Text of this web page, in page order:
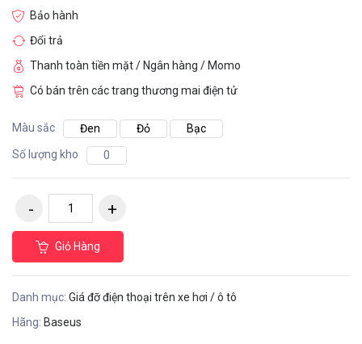
Bảo hành
Đổi trả
Thanh toàn tiền mặt / Ngân hàng / Momo
Có bán trên các trang thương mai điện tử
Màu sắc Đen Đỏ
Bạc
Số lượng kho
0
Giỏ Hàng
Danh mục: Giá đỡ điện thoại trên xe hơi / ô tô
Hãng: Baseus